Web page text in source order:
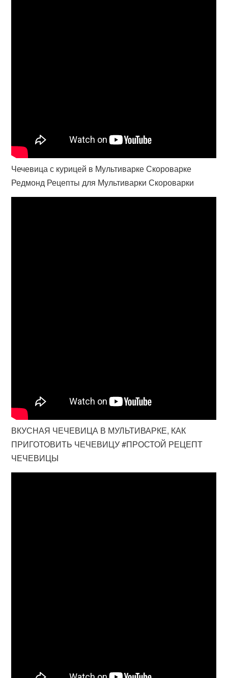
Чечевица с курицей в Мультиварке Скороварке
Редмонд Рецепты для Мультиварки Скороварки
ВКУСНАЯ ЧЕЧЕВИЦА В МУЛЬТИВАРКЕ, КАК
ПРИГОТОВИТЬ ЧЕЧЕВИЦУ #ПРОСТОЙ РЕЦЕПТ
ЧЕЧЕВИЦЫ